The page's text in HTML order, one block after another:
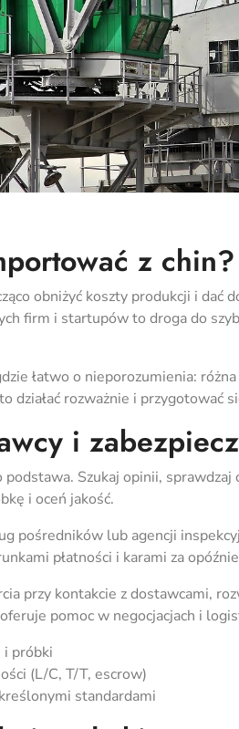
z chin?
obniżyć koszty produkcji i
firm i startupów to droga do
łatwo o nieporozumienia:
rozważnie i przygotować
i
Szukaj opinii,
i oceń jakość.
pośredników lub agencji
płatności i karami za
przy kontakcie z dostawcami,
oferuje pomoc w negocjacjach i
i próbki
(L/C, T/T, escrow)
standardami